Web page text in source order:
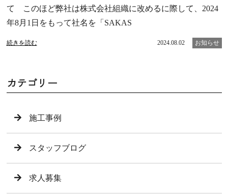
て このほど弊社は株式会社組織に改めるに際して、2024
年8月1日をもって社名を「SAKAS
続きを読む 2024.08.02 お知らせ
カテゴリー
施工事例
スタッフブログ
求人募集